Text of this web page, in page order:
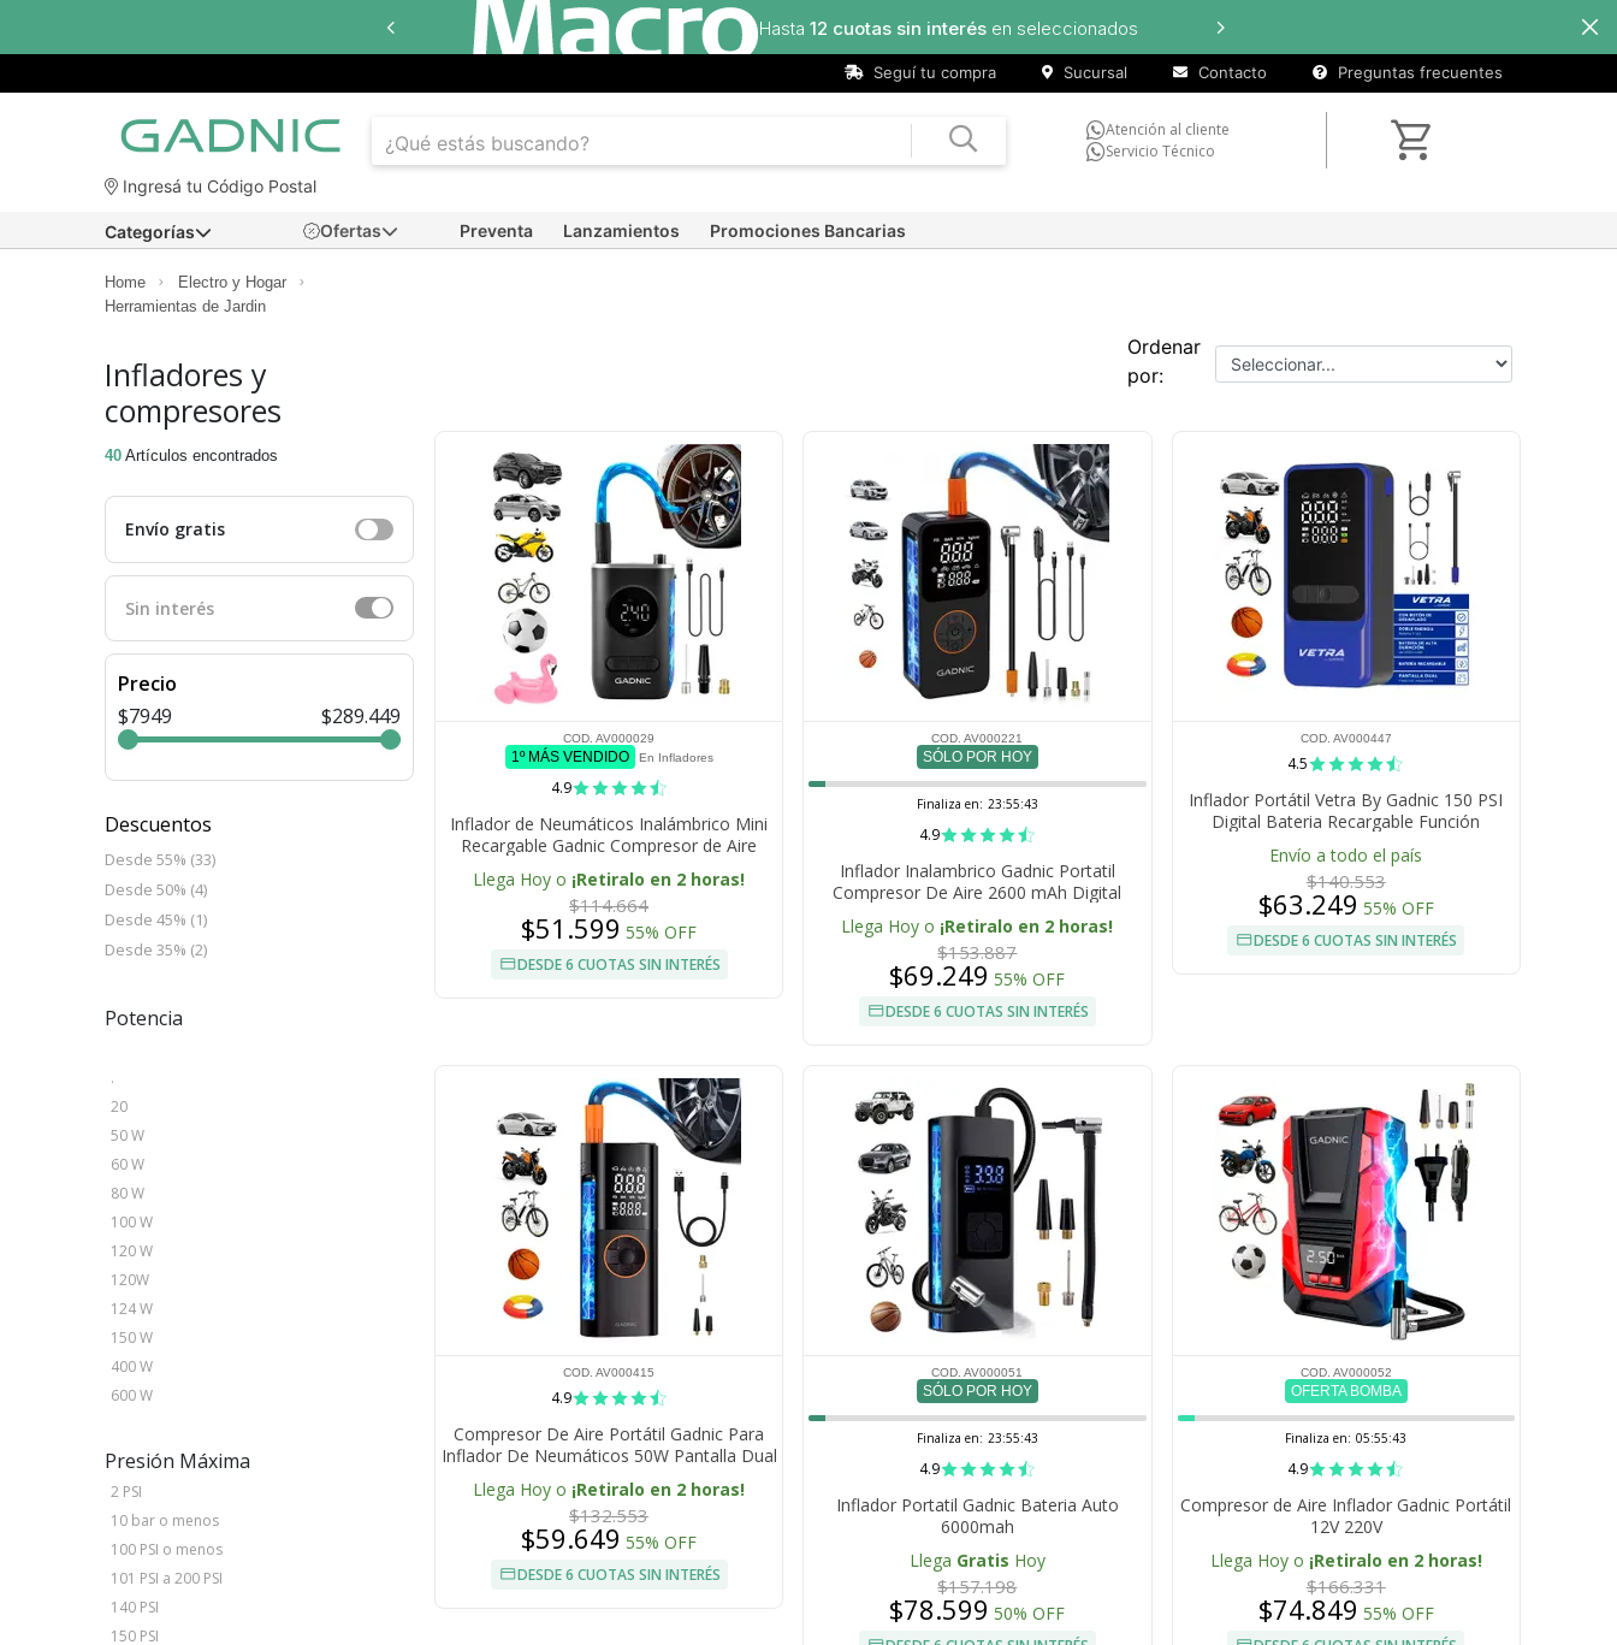
en seleccionados Hasta 20 cuotas sin interésen seleccionados Hasta9
Seguí tu compra Sucursal Contacto Preguntas frecuentes
Atención al cliente
Servicio Técnico
Ingresá tu Código Postal
Ofertas Preventa Lanzamientos Promociones Bancarias
Categorías
Home
Electro y Hogar
Herramientas de Jardin
Infladores y
compresores
40 Artículos encontrados
Envío gratis
Sin interés
Precio
$7949
$289.449
Descuentos
Desde 55% (33)
Desde 50% (4)
Desde 45% (1)
Desde 35% (2)
Potencia
.
20
50 W
60 W
80 W
100 W
120 W
120W
124 W
150 W
400 W
600 W
Presión Máxima
2 PSI
10 bar o menos
100 PSI o menos
101 PSI a 200 PSI
140 PSI
150 PSI
Ordenar
por:
COD. AV000029
1º MÁS VENDIDO En Infladores
4.9
Inflador de Neumáticos Inalámbrico Mini
Recargable Gadnic Compresor de Aire
Llega Hoy o ¡Retiralo en 2 horas!
$114.664
$51.599 55% OFF
DESDE 6 CUOTAS SIN INTERÉS
COD. AV000221
SÓLO POR HOY
Finaliza en: 23:55:42
4.9
Inflador Inalambrico Gadnic Portatil
Compresor De Aire 2600 mAh Digital
Recargable Con Auto Stop Luz Led Para
Neumaticos
Llega Hoy o ¡Retiralo en 2 horas!
$153.887
$69.249 55% OFF
DESDE 6 CUOTAS SIN INTERÉS
COD. AV000447
4.5
Inflador Portátil Vetra By Gadnic 150 PSI
Digital Bateria Recargable Función
Desinflado Linterna LED
Envío a todo el país
$140.553
$63.249 55% OFF
DESDE 6 CUOTAS SIN INTERÉS
COD. AV000415
4.9
Compresor De Aire Portátil Gadnic Para
Inflador De Neumáticos 50W Pantalla Dual
LCD 150 PSI 17 Lmin
Llega Hoy o ¡Retiralo en 2 horas!
$132.553
$59.649 55% OFF
DESDE 6 CUOTAS SIN INTERÉS
COD. AV000051
SÓLO POR HOY
Finaliza en: 23:55:42
4.9
Inflador Portatil Gadnic Bateria Auto
6000mah
Llega Gratis Hoy
$157.198
$78.599 50% OFF
COD. AV000052
OFERTA BOMBA
Finaliza en: 05:55:42
4.9
Compresor de Aire Inflador Gadnic Portátil
12V 220V
Llega Hoy o ¡Retiralo en 2 horas!
$166.331
$74.849 55% OFF